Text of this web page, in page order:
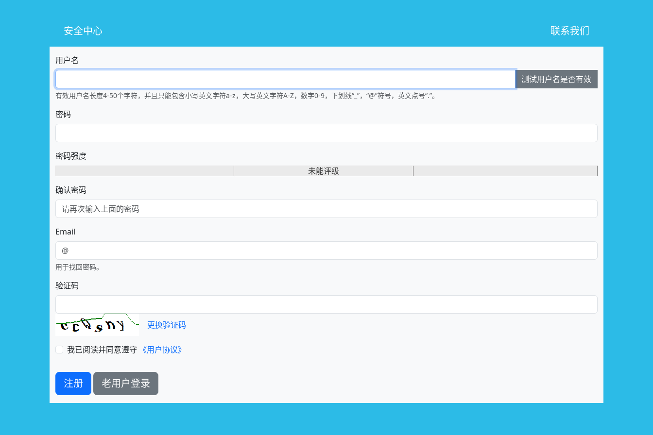
安全中心 联系我们
用户名
测试用户名是否有效
有效用户名长度4-50个字符，并且只能包含小写英文字符a-z，大写英文字符A-Z，数字0-9，下划线“_”，“@”符号，英文点号“.”。
密码
密码强度
未能评级
确认密码
Email
用于找回密码。
验证码
更换验证码
我已阅读并同意遵守 《用户协议》
注册 老用户登录